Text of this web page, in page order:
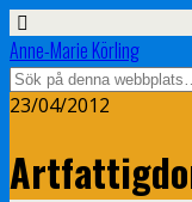
Anne-Marie Körling
23/04/2012